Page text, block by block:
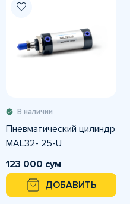
В наличии
Пневматический цилиндр
MAL32- 25-U
123 000 сум
ДОБАВИТЬ